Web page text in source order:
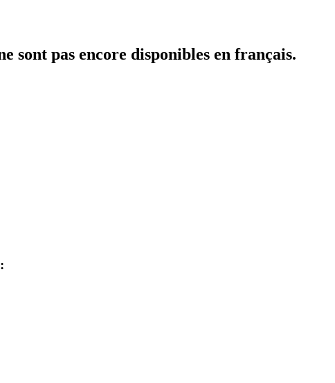
sont pas encore disponibles en français.